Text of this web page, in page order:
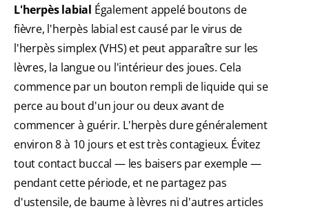
L'herpès labial Également appelé boutons de
fièvre, l'herpès labial est causé par le virus de
l'herpès simplex (VHS) et peut apparaître sur les
lèvres, la langue ou l'intérieur des joues. Cela
commence par un bouton rempli de liquide qui se
perce au bout d'un jour ou deux avant de
commencer à guérir. L'herpès dure généralement
environ 8 à 10 jours et est très contagieux. Évitez
tout contact buccal — les baisers par exemple —
pendant cette période, et ne partagez pas
d'ustensile, de baume à lèvres ni d'autres articles